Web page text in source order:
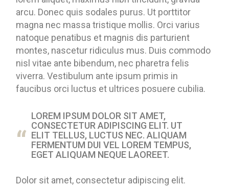
arcu. Donec quis sodales purus. Ut porttitor
magna nec massa tristique mollis. Orci varius
natoque penatibus et magnis dis parturient
montes, nascetur ridiculus mus. Duis commodo
nisl vitae ante bibendum, nec pharetra felis
viverra. Vestibulum ante ipsum primis in
faucibus orci luctus et ultrices posuere cubilia.
LOREM IPSUM DOLOR SIT AMET,
CONSECTETUR ADIPISCING ELIT. UT
ELIT TELLUS, LUCTUS NEC. ALIQUAM
FERMENTUM DUI VEL LOREM TEMPUS,
EGET ALIQUAM NEQUE LAOREET.
Dolor sit amet, consectetur adipiscing elit.